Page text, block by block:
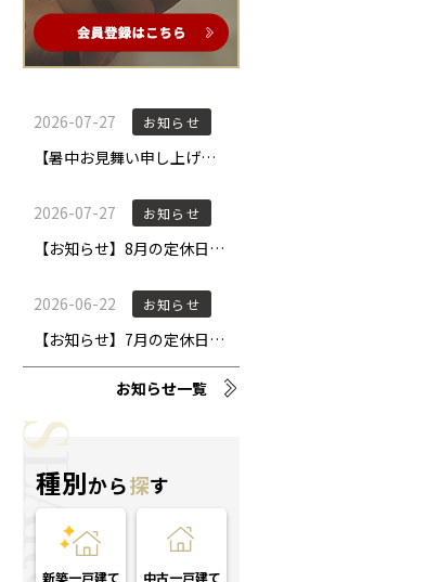
お知らせ一覧
種別から探す
新築一戸建て 中古一戸建て